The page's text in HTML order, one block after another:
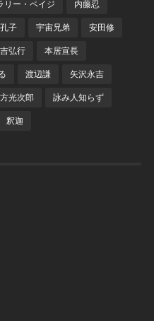
リー・ペイジ 内藤忍
孔子 宇宙兄弟 安田修
弘行 本居宣長
渡辺謙 矢沢永吉
光次郎 詠み人知らず
釈迦